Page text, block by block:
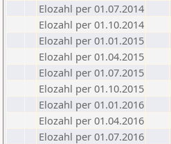
Elozahl per 01.07.2014
Elozahl per 01.10.2014
Elozahl per 01.01.2015
Elozahl per 01.04.2015
Elozahl per 01.07.2015
Elozahl per 01.10.2015
Elozahl per 01.01.2016
Elozahl per 01.04.2016
Elozahl per 01.07.2016